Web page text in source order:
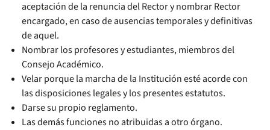
aceptación de la renuncia del Rector y nombrar Rector
encargado, en caso de ausencias temporales y definitivas
de aquel.
Nombrar los profesores y estudiantes, miembros del
Consejo Académico.
Velar porque la marcha de la Institución esté acorde con
las disposiciones legales y los presentes estatutos.
Darse su propio reglamento.
Las demás funciones no atribuidas a otro órgano.